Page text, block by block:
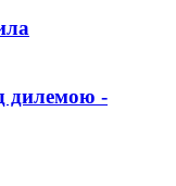
дилемою -